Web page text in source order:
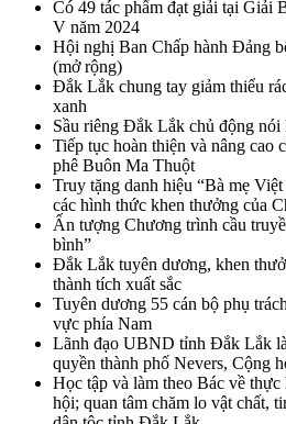
Có 49 tác phẩm đạt giải tại Giải
V năm 2024
Hội nghị Ban Chấp hành Đảng
(mở rộng)
Đắk Lắk chung tay giảm thiểu
xanh
Sầu riêng Đắk Lắk chủ động nói
Tiếp tục hoàn thiện và nâng cao
phê Buôn Ma Thuột
Truy tặng danh hiệu “Bà mẹ
các hình thức khen thưởng của
Ấn tượng Chương trình cầu
bình”
Đắk Lắk tuyên dương, khen
thành tích xuất sắc
Tuyên dương 55 cán bộ phụ
vực phía Nam
Lãnh đạo UBND tỉnh Đắk Lắk
quyền thành phố Nevers, Cộng
Học tập và làm theo Bác về
hội; quan tâm chăm lo vật chất,